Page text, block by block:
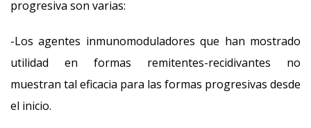
progresiva son varias:
-Los agentes inmunomoduladores que han mostrado
utilidad en formas remitentes-recidivantes no
muestran tal eficacia para las formas progresivas desde
el inicio.